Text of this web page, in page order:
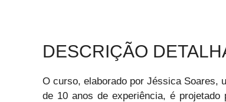
DESCRIÇÃO
O curso, elaborado por Jéssica Soares,
de 10 anos de experiência, é projetado